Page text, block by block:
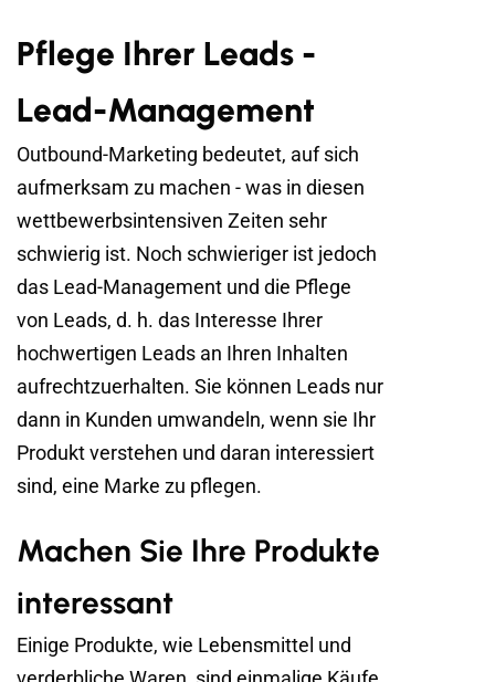
Pflege Ihrer Leads -
Lead-Management
Outbound-Marketing bedeutet, auf sich
aufmerksam zu machen - was in diesen
wettbewerbsintensiven Zeiten sehr
schwierig ist. Noch schwieriger ist jedoch
das Lead-Management und die Pflege
von Leads, d. h. das Interesse Ihrer
hochwertigen Leads an Ihren Inhalten
aufrechtzuerhalten. Sie können Leads nur
dann in Kunden umwandeln, wenn sie Ihr
Produkt verstehen und daran interessiert
sind, eine Marke zu pflegen.
Machen Sie Ihre Produkte
interessant
Einige Produkte, wie Lebensmittel und